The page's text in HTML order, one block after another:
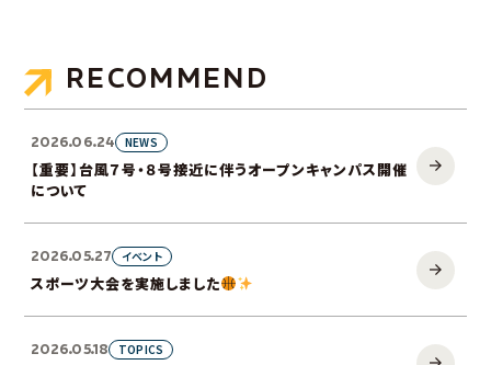
RECOMMEND
2026.06.24 NEWS
【重要】台風７号・８号接近に伴うオープンキャンパス開催
について
2026.05.27 イベント
スポーツ大会を実施しました
2026.05.18 TOPICS